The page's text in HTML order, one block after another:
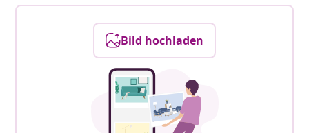
Bild hochladen